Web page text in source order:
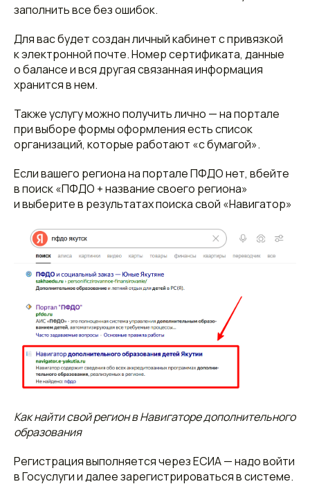
заполнить все без ошибок.
Для вас будет создан личный кабинет с привязкой
к электронной почте. Номер сертификата, данные
о балансе и вся другая связанная информация
хранится в нем.
Также услугу можно получить лично — на портале
при выборе формы оформления есть список
организаций, которые работают «с бумагой».
Если вашего региона на портале ПФДО нет, вбейте
в поиск «ПФДО + название своего региона»
и выберите в результатах поиска свой «Навигатор»
Как найти свой регион в Навигаторе дополнительного
образования
Регистрация выполняется через ЕСИА — надо войти
в Госуслуги и далее зарегистрироваться в системе.